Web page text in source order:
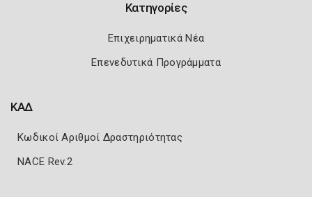
Κατηγορίες
Επιχειρηματικά Νέα
Επενεδυτικά Προγράμματα
ΚΑΔ
Κωδικοί Αριθμοί Δραστηριότητας
NACE Rev.2